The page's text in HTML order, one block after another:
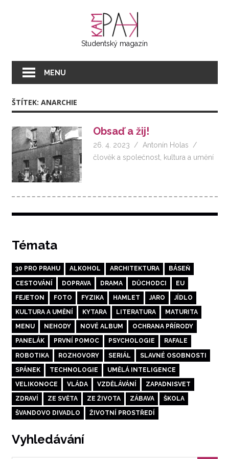
Studentský magazín
MENU
ŠTÍTEK: ANARCHIE
Obsaď a žij!
26. 4. 2023
Antonín Holas
člověk a společnost kultura a umění
Témata
30 PRO PRAHU ALKOHOL ARCHITEKTURA BÁSEŇ
CESTOVÁNÍ DOPRAVA DRAMA DŮCHODCI EU
FEJETON FOTO FYZIKA HAMLET JARO JÍDLO
KULTURA A UMĚNÍ KYTARA LITERATURA MATURITA
MENU NEHODY NOVÉ ALBUM OCHRANA PŘÍRODY
PANELÁK PRVNÍ POMOC PSYCHOLOGIE RAFALE
ROBOTIKA ROZHOVORY SERIÁL SLAVNÉ OSOBNOSTI
SPÁNEK TECHNOLOGIE UMĚLÁ INTELIGENCE
VELIKONOCE VLÁDA VZDĚLÁVÁNÍ ZAPADNISVET
ZDRAVÍ ZE SVĚTA ZE ŽIVOTA ZÁBAVA ŠKOLA
ŠVANDOVO DIVADLO ŽIVOTNÍ PROSTŘEDÍ
Vyhledávání